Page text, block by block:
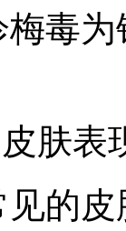
毒
肤表
的